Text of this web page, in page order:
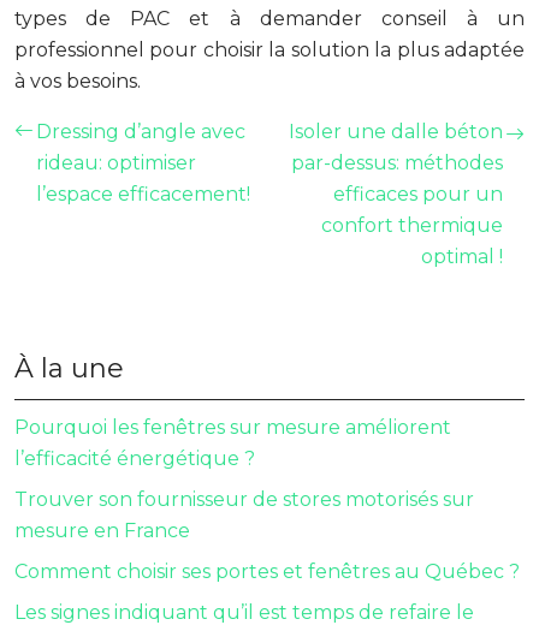
types de PAC et à demander conseil à un
professionnel pour choisir la solution la plus adaptée
à vos besoins.
Dressing d’angle avec
rideau: optimiser
l’espace efficacement!
Isoler une dalle béton
par-dessus: méthodes
efficaces pour un
confort thermique
optimal !
À la une
Pourquoi les fenêtres sur mesure améliorent
l’efficacité énergétique ?
Trouver son fournisseur de stores motorisés sur
mesure en France
Comment choisir ses portes et fenêtres au Québec ?
Les signes indiquant qu’il est temps de refaire le